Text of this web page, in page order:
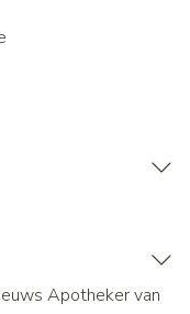
Apotheker van